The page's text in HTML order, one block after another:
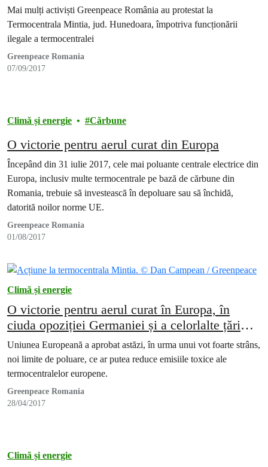
legii
Mai mulți activiști Greenpeace România au protestat la
Termocentrala Mintia, jud. Hunedoara, împotriva funcționării
ilegale a termocentralei
Greenpeace Romania
07/09/2017
Climă și energie Cărbune
O victorie pentru aerul curat din Europa
Începând din 31 iulie 2017, cele mai poluante centrale electrice din
Europa, inclusiv multe termocentrale pe bază de cărbune din
Romania, trebuie să investească în depoluare sau să închidă,
datorită noilor norme UE.
Greenpeace Romania
01/08/2017
Climă și energie
O victorie pentru aerul curat în Europa, în
ciuda opoziției Germaniei și a celorlalte țări
blocate în era cărbunelui
Uniunea Europeană a aprobat astăzi, în urma unui vot foarte strâns,
noi limite de poluare, ce ar putea reduce emisiile toxice ale
termocentralelor europene.
Greenpeace Romania
28/04/2017
Climă și energie